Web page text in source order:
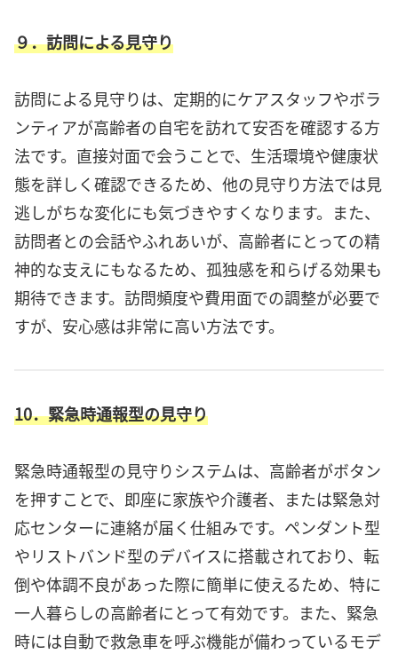
９．訪問による見守り
訪問による見守りは、定期的にケアスタッフやボラ
ンティアが高齢者の自宅を訪れて安否を確認する方
法です。直接対面で会うことで、生活環境や健康状
態を詳しく確認できるため、他の見守り方法では見
逃しがちな変化にも気づきやすくなります。また、
訪問者との会話やふれあいが、高齢者にとっての精
神的な支えにもなるため、孤独感を和らげる効果も
期待できます。訪問頻度や費用面での調整が必要で
すが、安心感は非常に高い方法です。
10．緊急時通報型の見守り
緊急時通報型の見守りシステムは、高齢者がボタン
を押すことで、即座に家族や介護者、または緊急対
応センターに連絡が届く仕組みです。ペンダント型
やリストバンド型のデバイスに搭載されており、転
倒や体調不良があった際に簡単に使えるため、特に
一人暮らしの高齢者にとって有効です。また、緊急
時には自動で救急車を呼ぶ機能が備わっているモデ